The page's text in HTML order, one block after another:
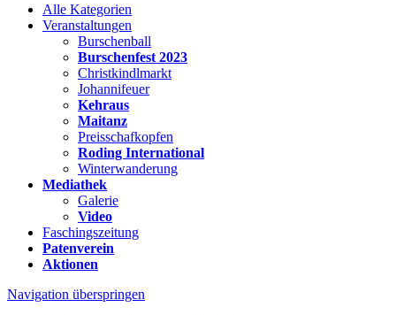
Alle Kategorien
Veranstaltungen
Burschenball
Burschenfest 2023
Christkindlmarkt
Johannifeuer
Kehraus
Maitanz
Preisschafkopfen
Roding International
Winterwanderung
Mediathek
Galerie
Video
Faschingszeitung
Patenverein
Aktionen
Navigation überspringen